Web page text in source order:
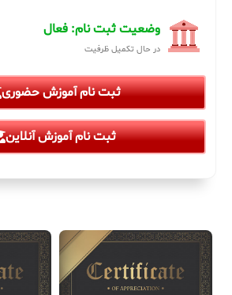
وضعیت ثبت نام: فعال
در حال تکمیل ظرفیت
ثبت نام آموزش حضوری
ثبت نام آموزش آنلاین